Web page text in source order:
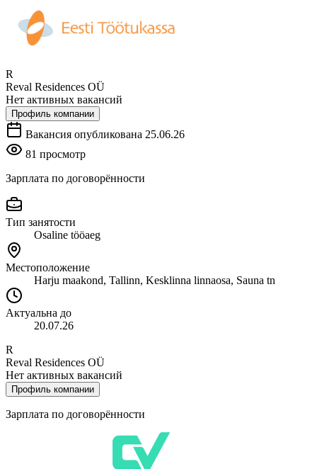
R
Reval Residences OÜ
Нет активных вакансий
Профиль компании
Вакансия опубликована 25.06.26
81 просмотр
Зарплата по договорённости
Тип занятости
Osaline tööaeg
Местоположение
Harju maakond, Tallinn, Kesklinna linnaosa, Sauna tn
Актуальна до
20.07.26
R
Reval Residences OÜ
Нет активных вакансий
Профиль компании
Зарплата по договорённости